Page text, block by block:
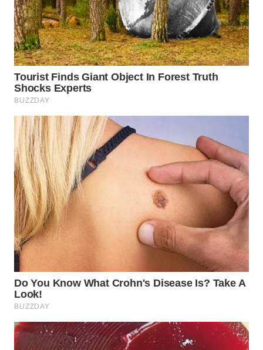
WN
DANAU
TOBA
WN
NIAS
WN
LANGKAT
WN
TAPANULI
SELATAN
WN
TANJUNG
LESUNG
WN
KARO
SIMALUNGUN